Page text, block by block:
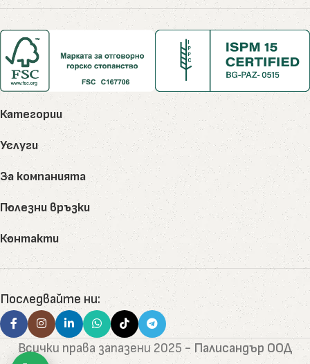
Категории
Услуги
За компанията
Полезни връзки
Контакти
Последвайте ни:
Всички права запазени2025 - Палисандър ООД